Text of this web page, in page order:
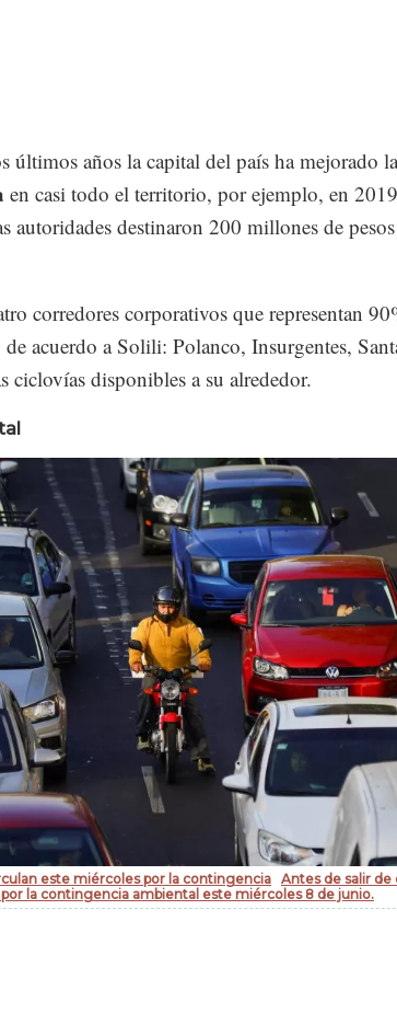
últimos años la capital del país ha mejorado la
en casi todo el territorio, por ejemplo, en
autoridades destinaron 200 millones de pesos
corredores corporativos que representan
acuerdo a Solili: Polanco, Insurgentes,
ciclovías disponibles a su alrededor.
este miércoles por la contingencia
Antes de salir de
la contingencia ambiental este miércoles 8 de junio.